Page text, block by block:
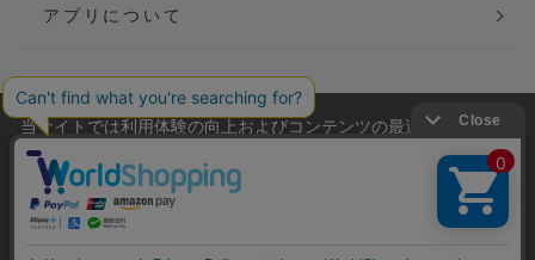
アプリについて
会社概要
ご利用規約
当サイトでは利用体験の向上およびコンテンツの最適な提供、ト
ラフィックの分析を目的としてCookieを使用しています。
サイトの閲覧を継続された場合、Cookieの利用に同意したことも
のといたします。
詳細については
をご確認ください。